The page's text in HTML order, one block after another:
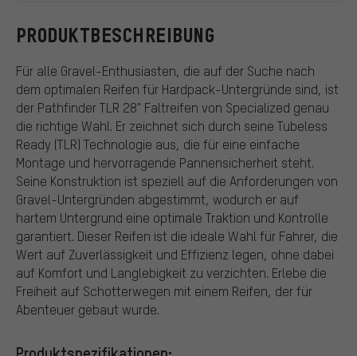
PRODUKTBESCHREIBUNG
Für alle Gravel-Enthusiasten, die auf der Suche nach
dem optimalen Reifen für Hardpack-Untergründe sind, ist
der Pathfinder TLR 28" Faltreifen von Specialized genau
die richtige Wahl. Er zeichnet sich durch seine Tubeless
Ready (TLR) Technologie aus, die für eine einfache
Montage und hervorragende Pannensicherheit steht.
Seine Konstruktion ist speziell auf die Anforderungen von
Gravel-Untergründen abgestimmt, wodurch er auf
hartem Untergrund eine optimale Traktion und Kontrolle
garantiert. Dieser Reifen ist die ideale Wahl für Fahrer, die
Wert auf Zuverlässigkeit und Effizienz legen, ohne dabei
auf Komfort und Langlebigkeit zu verzichten. Erlebe die
Freiheit auf Schotterwegen mit einem Reifen, der für
Abenteuer gebaut wurde.